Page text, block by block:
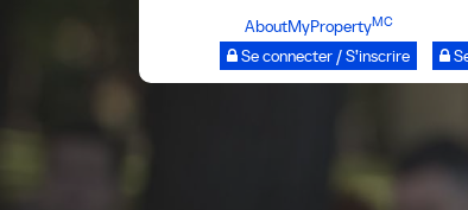
AboutMyPropertyMC
Se connecter / S’inscrire